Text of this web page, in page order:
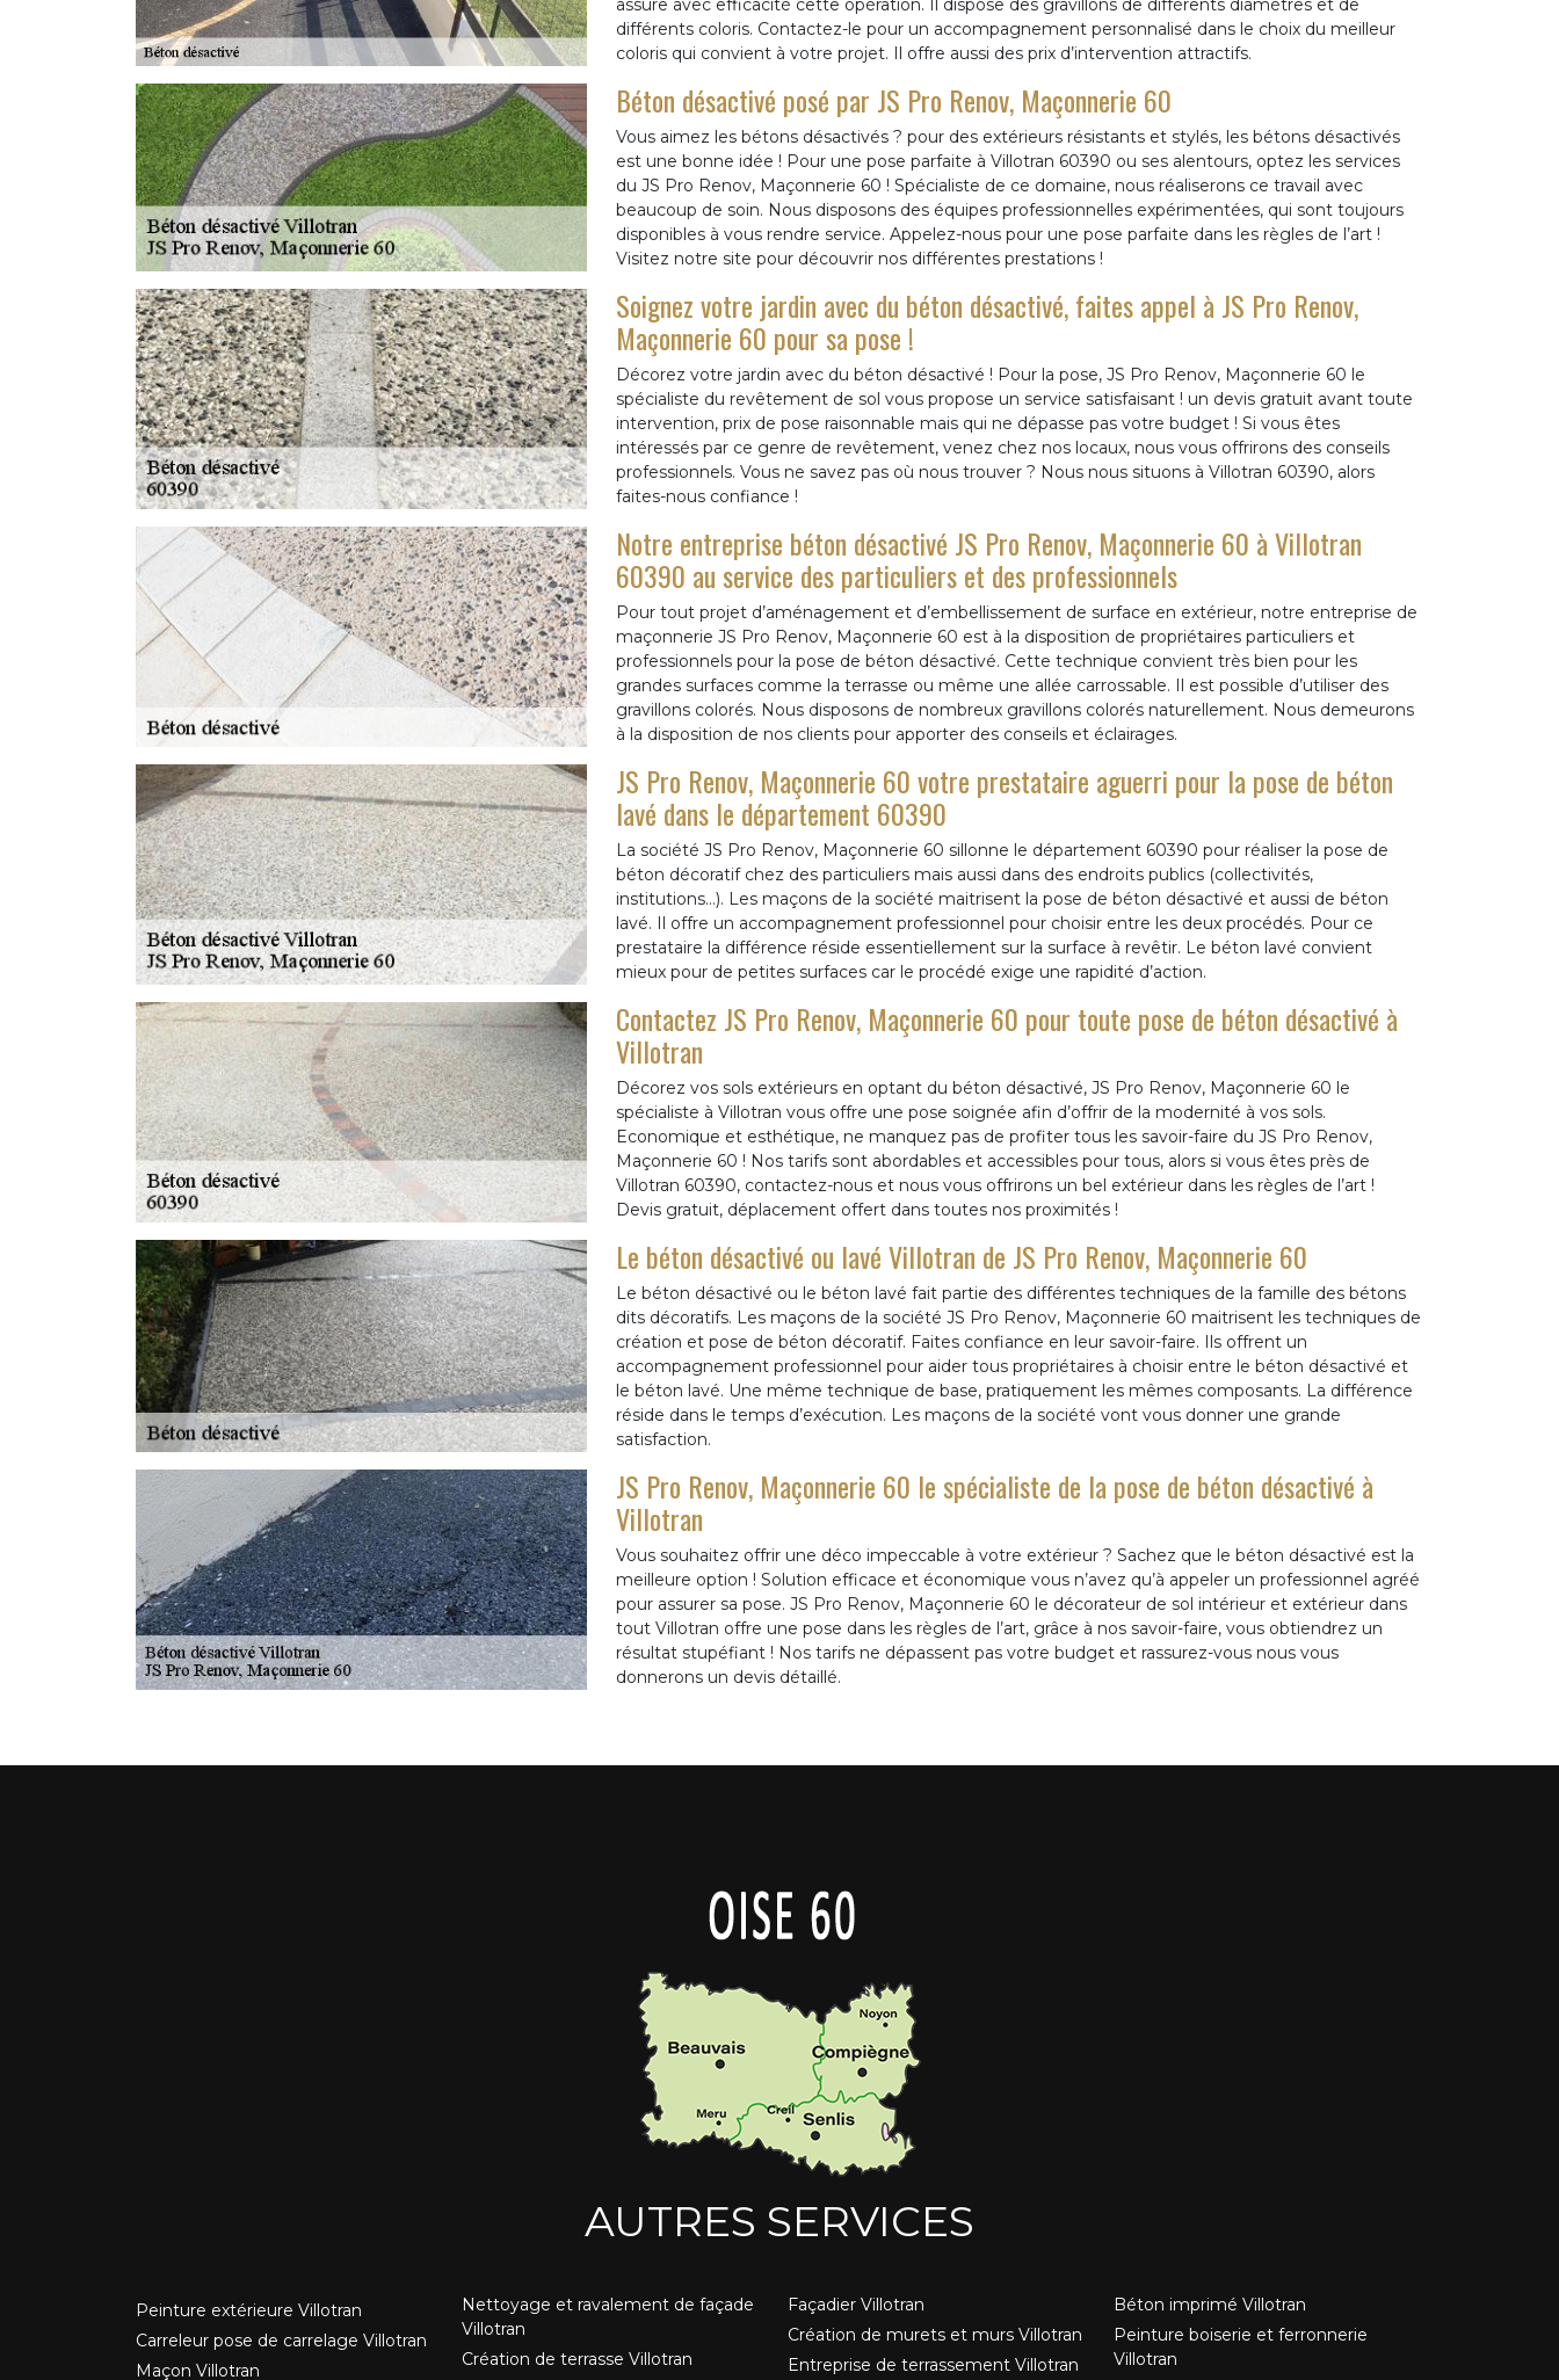
assure avec efficacité cette opération. Il dispose des gravillons de différents diamètres et de
différents coloris. Contactez-le pour un accompagnement personnalisé dans le choix du meilleur
coloris qui convient à votre projet. Il offre aussi des prix d’intervention attractifs.
Béton désactivé posé par JS Pro Renov, Maçonnerie 60
Vous aimez les bétons désactivés ? pour des extérieurs résistants et stylés, les bétons désactivés
est une bonne idée ! Pour une pose parfaite à Villotran 60390 ou ses alentours, optez les services
du JS Pro Renov, Maçonnerie 60 ! Spécialiste de ce domaine, nous réaliserons ce travail avec
beaucoup de soin. Nous disposons des équipes professionnelles expérimentées, qui sont toujours
disponibles à vous rendre service. Appelez-nous pour une pose parfaite dans les règles de l’art !
Visitez notre site pour découvrir nos différentes prestations !
Soignez votre jardin avec du béton désactivé, faites appel à JS Pro Renov,
Maçonnerie 60 pour sa pose !
Décorez votre jardin avec du béton désactivé ! Pour la pose, JS Pro Renov, Maçonnerie 60 le
spécialiste du revêtement de sol vous propose un service satisfaisant ! un devis gratuit avant toute
intervention, prix de pose raisonnable mais qui ne dépasse pas votre budget ! Si vous êtes
intéressés par ce genre de revêtement, venez chez nos locaux, nous vous offrirons des conseils
professionnels. Vous ne savez pas où nous trouver ? Nous nous situons à Villotran 60390, alors
faites-nous confiance !
Notre entreprise béton désactivé JS Pro Renov, Maçonnerie 60 à Villotran
60390 au service des particuliers et des professionnels
Pour tout projet d’aménagement et d’embellissement de surface en extérieur, notre entreprise de
maçonnerie JS Pro Renov, Maçonnerie 60 est à la disposition de propriétaires particuliers et
professionnels pour la pose de béton désactivé. Cette technique convient très bien pour les
grandes surfaces comme la terrasse ou même une allée carrossable. Il est possible d’utiliser des
gravillons colorés. Nous disposons de nombreux gravillons colorés naturellement. Nous demeurons
à la disposition de nos clients pour apporter des conseils et éclairages.
JS Pro Renov, Maçonnerie 60 votre prestataire aguerri pour la pose de béton
lavé dans le département 60390
La société JS Pro Renov, Maçonnerie 60 sillonne le département 60390 pour réaliser la pose de
béton décoratif chez des particuliers mais aussi dans des endroits publics (collectivités,
institutions…). Les maçons de la société maitrisent la pose de béton désactivé et aussi de béton
lavé. Il offre un accompagnement professionnel pour choisir entre les deux procédés. Pour ce
prestataire la différence réside essentiellement sur la surface à revêtir. Le béton lavé convient
mieux pour de petites surfaces car le procédé exige une rapidité d’action.
Contactez JS Pro Renov, Maçonnerie 60 pour toute pose de béton désactivé à
Villotran
Décorez vos sols extérieurs en optant du béton désactivé, JS Pro Renov, Maçonnerie 60 le
spécialiste à Villotran vous offre une pose soignée afin d’offrir de la modernité à vos sols.
Economique et esthétique, ne manquez pas de profiter tous les savoir-faire du JS Pro Renov,
Maçonnerie 60 ! Nos tarifs sont abordables et accessibles pour tous, alors si vous êtes près de
Villotran 60390, contactez-nous et nous vous offrirons un bel extérieur dans les règles de l’art !
Devis gratuit, déplacement offert dans toutes nos proximités !
Le béton désactivé ou lavé Villotran de JS Pro Renov, Maçonnerie 60
Le béton désactivé ou le béton lavé fait partie des différentes techniques de la famille des bétons
dits décoratifs. Les maçons de la société JS Pro Renov, Maçonnerie 60 maitrisent les techniques de
création et pose de béton décoratif. Faites confiance en leur savoir-faire. Ils offrent un
accompagnement professionnel pour aider tous propriétaires à choisir entre le béton désactivé et
le béton lavé. Une même technique de base, pratiquement les mêmes composants. La différence
réside dans le temps d’exécution. Les maçons de la société vont vous donner une grande
satisfaction.
JS Pro Renov, Maçonnerie 60 le spécialiste de la pose de béton désactivé à
Villotran
Vous souhaitez offrir une déco impeccable à votre extérieur ? Sachez que le béton désactivé est la
meilleure option ! Solution efficace et économique vous n’avez qu’à appeler un professionnel agréé
pour assurer sa pose. JS Pro Renov, Maçonnerie 60 le décorateur de sol intérieur et extérieur dans
tout Villotran offre une pose dans les règles de l’art, grâce à nos savoir-faire, vous obtiendrez un
résultat stupéfiant ! Nos tarifs ne dépassent pas votre budget et rassurez-vous nous vous
donnerons un devis détaillé.
AUTRES SERVICES
Peinture extérieure Villotran
Carreleur pose de carrelage Villotran
Maçon Villotran
Nettoyage et ravalement de façade
Villotran
Création de terrasse Villotran
Façadier Villotran
Création de murets et murs Villotran
Entreprise de terrassement Villotran
Béton imprimé Villotran
Peinture boiserie et ferronnerie
Villotran